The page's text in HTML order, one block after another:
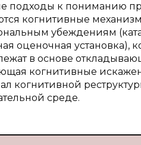
подходы к пониманию
когнитивные
убеждениям
оценочная установка),
в основе
когнитивные
когнитивной
среде.